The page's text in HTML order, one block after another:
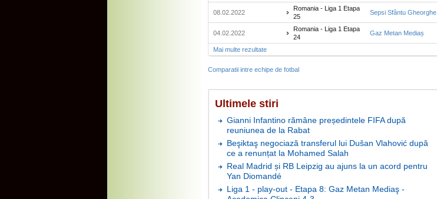
08.02.2022
Romania - Liga 1 Etapa
25
Sepsi Sfântu Gheorghe
04.02.2022
Romania - Liga 1 Etapa
24
Gaz Metan Mediaș
Mai multe rezultate
Comparatii intre echipe de fotbal
Ultimele stiri
Gianni Infantino rămâne președintele FIFA după
reuniunea de la Rabat
Beşiktaş negociază transferul lui Dušan Vlahović după
ce a renunțat la Mohamed Salah
Real Madrid și RB Leipzig au ajuns la un acord pentru
Yan Diomandé
Liga 1 - play-out - Etapa 8: Gaz Metan Mediaş -